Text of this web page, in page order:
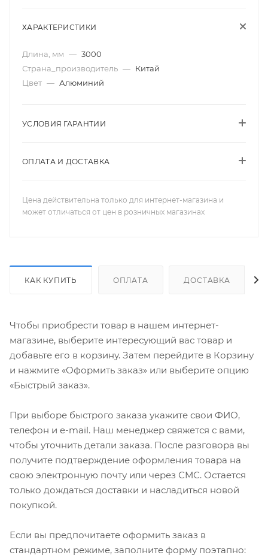
ХАРАКТЕРИСТИКИ
Длина, мм — 3000
Страна_производитель — Китай
Цвет — Алюминий
УСЛОВИЯ ГАРАНТИИ
ОПЛАТА И ДОСТАВКА
Цена действительна только для интернет-магазина и
может отличаться от цен в розничных магазинах
КАК КУПИТЬ ОПЛАТА ДОСТАВКА
Чтобы приобрести товар в нашем интернет-
магазине, выберите интересующий вас товар и
добавьте его в корзину. Затем перейдите в Корзину
и нажмите «Оформить заказ» или выберите опцию
«Быстрый заказ».
При выборе быстрого заказа укажите свои ФИО,
телефон и e-mail. Наш менеджер свяжется с вами,
чтобы уточнить детали заказа. После разговора вы
получите подтверждение оформления товара на
свою электронную почту или через СМС. Остается
только дождаться доставки и насладиться новой
покупкой.
Если вы предпочитаете оформить заказ в
стандартном режиме, заполните форму поэтапно: